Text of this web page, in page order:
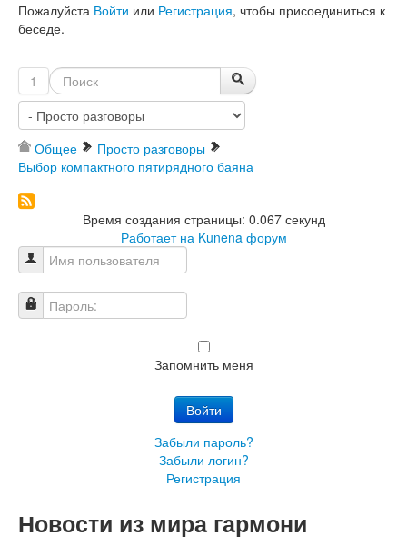
Пожалуйста Войти или Регистрация, чтобы присоединиться к
беседе.
1
Общее
Просто разговоры
Выбор компактного пятирядного баяна
Время создания страницы: 0.067 секунд
Работает на Kunena форум
Имя пользователя
Пароль:
Запомнить меня
Войти
Забыли пароль?
Забыли логин?
Регистрация
Новости из мира гармони